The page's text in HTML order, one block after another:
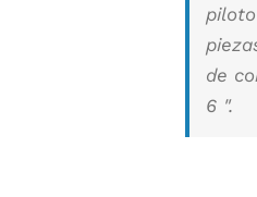
de
6 ".